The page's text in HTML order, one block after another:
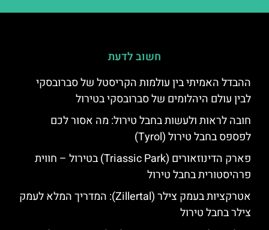
חשוב לדעת
ההבדל האמיתי בין עולמות הקריסטל של סברובסקי
לבין עולם היהלומים של סברובסקי בטירול
חובה לראות ולעשות בחבל טירול: מה אסור לכם
לפספס בחבל טירול (Tyrol)
פארק הדינוזאורים (Triassic Park) בטירול – חווית
פרהיסטורית בחבל טירול
אטרקציות בעמק צילר (Zillertal): המדריך המלא לעמק
צילר בחבל טירול